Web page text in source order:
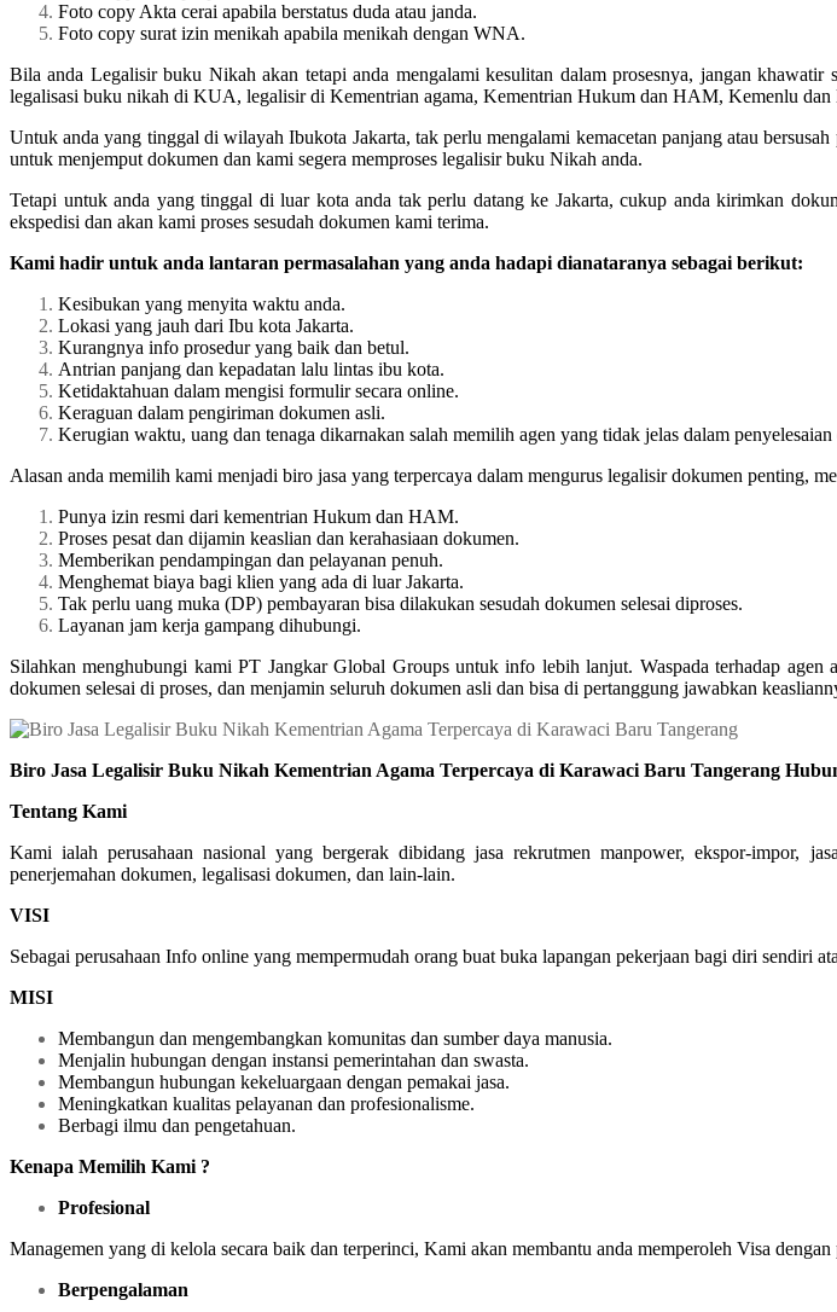
Foto copy Akta cerai apabila berstatus duda atau janda.
Foto copy surat izin menikah apabila menikah dengan WNA.
Bila anda Legalisir buku Nikah akan tetapi anda mengalami kesulitan dalam prosesnya, jangan
legalisasi buku nikah di KUA, legalisir di Kementrian agama, Kementrian Hukum dan HAM, Kemenlu dan
Untuk anda yang tinggal di wilayah Ibukota Jakarta, tak perlu mengalami kemacetan panjang atau
untuk menjemput dokumen dan kami segera memproses legalisir buku Nikah anda.
Tetapi untuk anda yang tinggal di luar kota anda tak perlu datang ke Jakarta, cukup anda kirimkan
ekspedisi dan akan kami proses sesudah dokumen kami terima.
Kami hadir untuk anda lantaran permasalahan yang anda hadapi dianataranya sebagai berikut:
Kesibukan yang menyita waktu anda.
Lokasi yang jauh dari Ibu kota Jakarta.
Kurangnya info prosedur yang baik dan betul.
Antrian panjang dan kepadatan lalu lintas ibu kota.
Ketidaktahuan dalam mengisi formulir secara online.
Keraguan dalam pengiriman dokumen asli.
Kerugian waktu, uang dan tenaga dikarnakan salah memilih agen yang tidak jelas dalam
Alasan anda memilih kami menjadi biro jasa yang terpercaya dalam mengurus legalisir dokumen penting,
Punya izin resmi dari kementrian Hukum dan HAM.
Proses pesat dan dijamin keaslian dan kerahasiaan dokumen.
Memberikan pendampingan dan pelayanan penuh.
Menghemat biaya bagi klien yang ada di luar Jakarta.
Tak perlu uang muka (DP) pembayaran bisa dilakukan sesudah dokumen selesai diproses.
Layanan jam kerja gampang dihubungi.
Silahkan menghubungi kami PT Jangkar Global Groups untuk info lebih lanjut. Waspada terhadap
dokumen selesai di proses, dan menjamin seluruh dokumen asli dan bisa di pertanggung jawabkan
Biro Jasa Legalisir Buku Nikah Kementrian Agama Terpercaya di Karawaci Baru Tangerang
Tentang Kami
Kami ialah perusahaan nasional yang bergerak dibidang jasa rekrutmen manpower, ekspor-impor,
penerjemahan dokumen, legalisasi dokumen, dan lain-lain.
VISI
Sebagai perusahaan Info online yang mempermudah orang buat buka lapangan pekerjaan bagi diri sendiri
MISI
Membangun dan mengembangkan komunitas dan sumber daya manusia.
Menjalin hubungan dengan instansi pemerintahan dan swasta.
Membangun hubungan kekeluargaan dengan pemakai jasa.
Meningkatkan kualitas pelayanan dan profesionalisme.
Berbagi ilmu dan pengetahuan.
Kenapa Memilih Kami ?
Profesional
Managemen yang di kelola secara baik dan terperinci, Kami akan membantu anda memperoleh Visa
Berpengalaman